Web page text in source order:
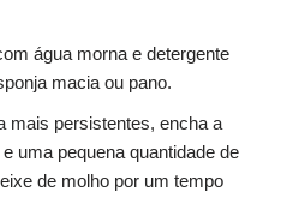
água morna e detergente
macia ou pano.
mais persistentes, encha a
uma pequena quantidade de
de molho por um tempo